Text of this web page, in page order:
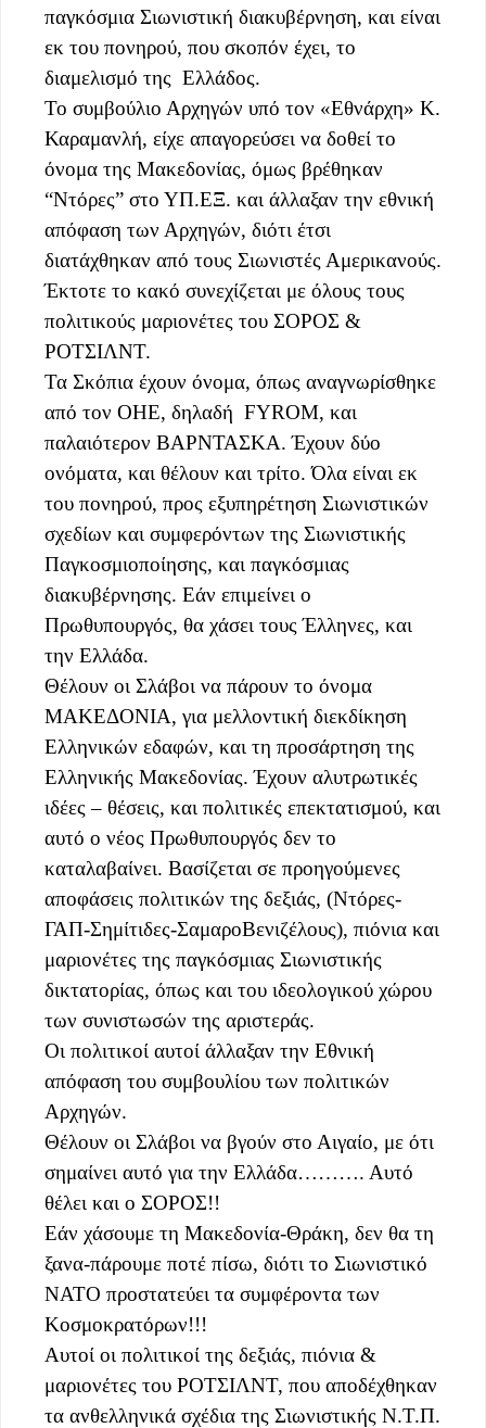
παγκόσμια Σιωνιστική διακυβέρνηση, και είναι
εκ του πονηρού, που σκοπόν έχει, το
διαμελισμό της Ελλάδος.
Το συμβούλιο Αρχηγών υπό τον «Εθνάρχη» Κ.
Καραμανλή, είχε απαγορεύσει να δοθεί το
όνομα της Μακεδονίας, όμως βρέθηκαν
“Ντόρες” στο ΥΠ.ΕΞ. και άλλαξαν την εθνική
απόφαση των Αρχηγών, διότι έτσι
διατάχθηκαν από τους Σιωνιστές Αμερικανούς.
Έκτοτε το κακό συνεχίζεται με όλους τους
πολιτικούς μαριονέτες του ΣΟΡΟΣ &
ΡΟΤΣΙΛΝΤ.
Τα Σκόπια έχουν όνομα, όπως αναγνωρίσθηκε
από τον ΟΗΕ, δηλαδή FYROM, και
παλαιότερον ΒΑΡΝΤΑΣΚΑ. Έχουν δύο
ονόματα, και θέλουν και τρίτο. Όλα είναι εκ
του πονηρού, προς εξυπηρέτηση Σιωνιστικών
σχεδίων και συμφερόντων της Σιωνιστικής
Παγκοσμιοποίησης, και παγκόσμιας
διακυβέρνησης. Εάν επιμείνει ο
Πρωθυπουργός, θα χάσει τους Έλληνες, και
την Ελλάδα.
Θέλουν οι Σλάβοι να πάρουν το όνομα
ΜΑΚΕΔΟΝΙΑ, για μελλοντική διεκδίκηση
Ελληνικών εδαφών, και τη προσάρτηση της
Ελληνικής Μακεδονίας. Έχουν αλυτρωτικές
ιδέες – θέσεις, και πολιτικές επεκτατισμού, και
αυτό ο νέος Πρωθυπουργός δεν το
καταλαβαίνει. Βασίζεται σε προηγούμενες
αποφάσεις πολιτικών της δεξιάς, (Ντόρες-
ΓΑΠ-Σημίτιδες-ΣαμαροΒενιζέλους), πιόνια και
μαριονέτες της παγκόσμιας Σιωνιστικής
δικτατορίας, όπως και του ιδεολογικού χώρου
των συνιστωσών της αριστεράς.
Οι πολιτικοί αυτοί άλλαξαν την Εθνική
απόφαση του συμβουλίου των πολιτικών
Αρχηγών.
Θέλουν οι Σλάβοι να βγούν στο Αιγαίο, με ότι
σημαίνει αυτό για την Ελλάδα………. Αυτό
θέλει και ο ΣΟΡΟΣ!!
Εάν χάσουμε τη Μακεδονία-Θράκη, δεν θα τη
ξανα-πάρουμε ποτέ πίσω, διότι το Σιωνιστικό
ΝΑΤΟ προστατεύει τα συμφέροντα των
Κοσμοκρατόρων!!!
Αυτοί οι πολιτικοί της δεξιάς, πιόνια &
μαριονέτες του ΡΟΤΣΙΛΝΤ, που αποδέχθηκαν
τα ανθελληνικά σχέδια της Σιωνιστικής Ν.Τ.Π.